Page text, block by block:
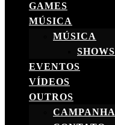
GAMES
MÚSICA
MÚSICA
SHOWS
EVENTOS
VÍDEOS
OUTROS